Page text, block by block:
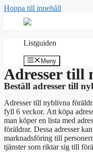
Hoppa till innehåll
Listguiden
Meny
Adresser till
Beställ adresser till
Adresser till nyblivna
fyll 6 veckor. Att köpa
man köper en lista med
föräldrar. Dessa adresser
marknadsföring till
tjänster som riktar sig till